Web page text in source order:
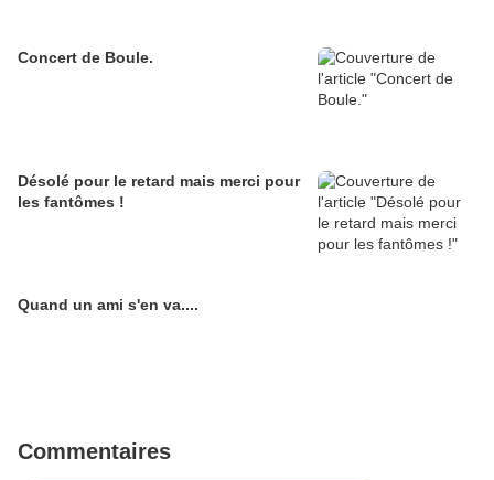
Concert de Boule.
Désolé pour le retard mais merci pour
les fantômes !
Quand un ami s'en va....
Commentaires